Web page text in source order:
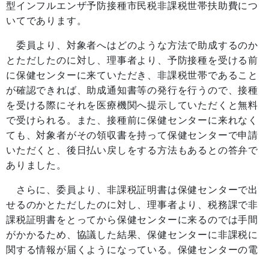
型インフルエンザ予防接種市民税非課税世帯扶助費につ
いてであります。
委員より、対象者へはどのような方法で助成するのか
とただしたのに対し、理事者より、予防接種を受ける前
に保健センターに来ていただき、非課税世帯であること
が確認できれば、助成通知書等の発行を行うので、接種
を受ける際にそれを医療機関へ提示していただくと無料
で受けられる。また、接種前に保健センターに来れなく
ても、対象者がその領収書を持って保健センターで申請
いただくと、後日払い戻しをする方法もあるとの答弁で
ありました。
さらに、委員より、非課税証明書は保健センターで出
せるのかとただしたのに対し、理事者より、税務課で非
課税証明書をとってから保健センターに来るのでは手間
がかかるため、協議した結果、保健センターに非課税に
関する情報が届くようになっている。保健センターの電